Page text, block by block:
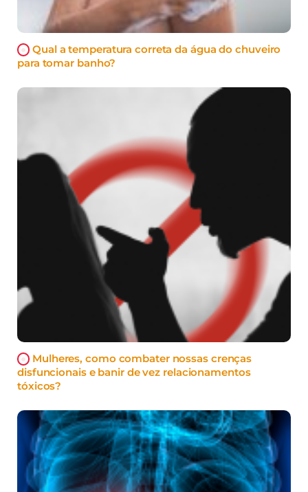
Qual a temperatura correta da água do chuveiro
para tomar banho?
Mulheres, como combater nossas crenças
disfuncionais e banir de vez relacionamentos
tóxicos?